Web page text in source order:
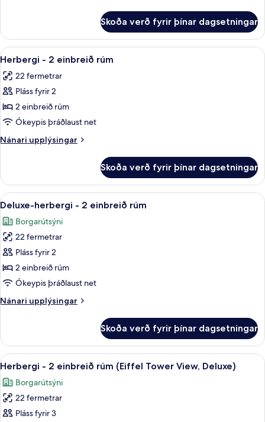
Eiffel
Tower
View
King
Bed
with
Tower
View
Skoða verð fyrir þínar dagsetningar
Skoða
allar
myndir
fyrir
Herbergi
-
2
einbreið
Rúmföt af bestu gerð, öryggishólf í
5
Herbergi - 2 einbreið rúm
22 fermetrar
Pláss fyrir 2
2 einbreið rúm
Ókeypis þráðlaust net
Nánari upplýsingar
Nánari
-
einbreið
Skoða verð fyrir þínar dagsetningar
Skoða
allar
myndir
fyrir
Deluxe-
herbergi
-
einbreið
Deluxe-herbergi - 2 einbreið rúm |
5
Deluxe-herbergi - 2 einbreið rúm
Borgarútsýni
22 fermetrar
Pláss fyrir 2
2 einbreið rúm
Ókeypis þráðlaust net
Nánari upplýsingar
Nánari
herbergi
2
einbreið
rúm
Skoða verð fyrir þínar dagsetningar
Skoða
allar
myndir
fyrir
Herbergi
Rúmföt af bestu gerð, öryggishólf í
5
Herbergi - 2 einbreið rúm (Eiffel Tower View, Deluxe)
Borgarútsýni
22 fermetrar
Pláss fyrir 3